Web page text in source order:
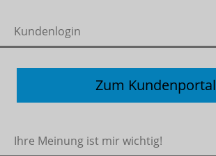
Kundenlogin
Zum Kundenportal
Ihre Meinung ist mir wichtig!